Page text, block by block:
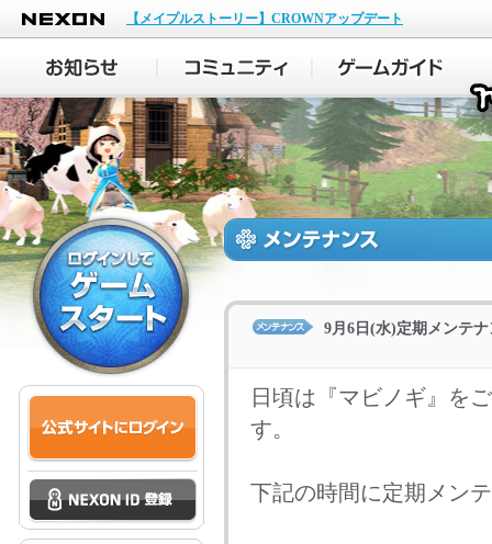
NEXON
【メイプルストーリー】CROWNアップデート
9月6日(水)定期メンテ
日頃は『マビノギ』を
す。
下記の時間に定期メン